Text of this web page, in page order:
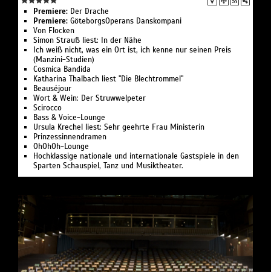
Premiere: Der Drache
Premiere: GöteborgsOperans Danskompani
Von Flocken
Simon Strauß liest: In der Nähe
Ich weiß nicht, was ein Ort ist, ich kenne nur seinen Preis
(Manzini-Studien)
Cosmica Bandida
Katharina Thalbach liest "Die Blechtrommel"
Beauséjour
Wort & Wein: Der Struwwelpeter
Scirocco
Bass & Voice-Lounge
Ursula Krechel liest: Sehr geehrte Frau Ministerin
Prinzessinnendramen
OhOhOh-Lounge
Hochklassige nationale und internationale Gastspiele in den
Sparten Schauspiel, Tanz und Musiktheater.